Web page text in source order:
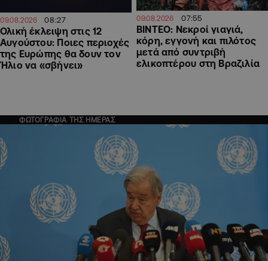
09.08.2026 08:27
Ολική έκλειψη στις 12
Αυγούστου: Ποιες περιοχές
της Ευρώπης θα δουν τον
Ήλιο να «σβήνει»
09.08.2026 07:55
ΒΙΝΤΕΟ: Νεκροί γιαγιά,
κόρη, εγγονή και πιλότος
μετά από συντριβή
ελικοπτέρου στη Βραζιλία
ΦΩΤΟΓΡΑΦΙΑ ΤΗΣ ΗΜΕΡΑΣ